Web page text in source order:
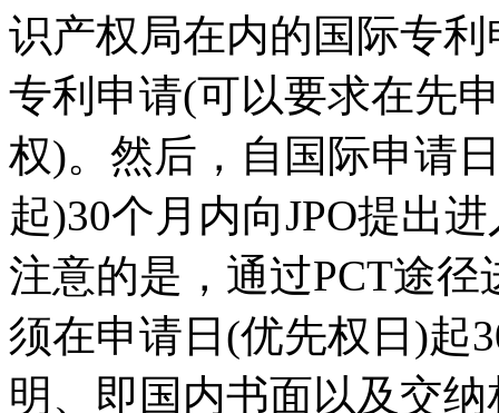
识产权局在内的国际专
专利申请(可以要求在先
权)。然后，自国际申请
起)30个月内向JPO提出
注意的是，通过PCT途
须在申请日(优先权日)起
明、即国内书面以及交